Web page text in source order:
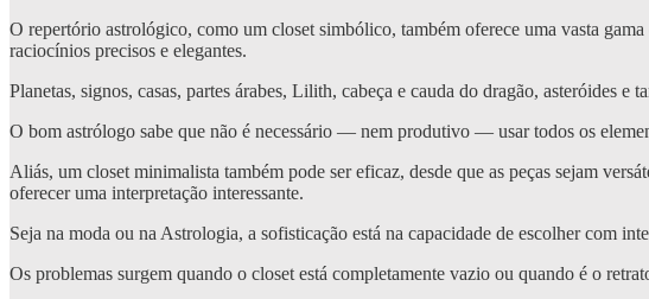
O repertório astrológico, como um closet simbólico, também oferece uma vasta
raciocínios precisos e elegantes.
Planetas, signos, casas, partes árabes, Lilith, cabeça e cauda do dragão,
O bom astrólogo sabe que não é necessário — nem produtivo — usar todos os
Aliás, um closet minimalista também pode ser eficaz, desde que as peças sejam
oferecer uma interpretação interessante.
Seja na moda ou na Astrologia, a sofisticação está na capacidade de escolher com
Os problemas surgem quando o closet está completamente vazio ou quando é o